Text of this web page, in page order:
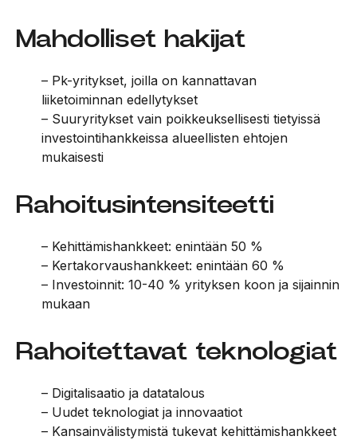
Mahdolliset hakijat
– Pk-yritykset, joilla on kannattavan
liiketoiminnan edellytykset
– Suuryritykset vain poikkeuksellisesti tietyissä
investointihankkeissa alueellisten ehtojen
mukaisesti
Rahoitusintensiteetti
– Kehittämishankkeet: enintään 50 %
– Kertakorvaushankkeet: enintään 60 %
– Investoinnit: 10-40 % yrityksen koon ja sijainnin
mukaan
Rahoitettavat teknologiat
– Digitalisaatio ja datatalous
– Uudet teknologiat ja innovaatiot
– Kansainvälistymistä tukevat kehittämishankkeet